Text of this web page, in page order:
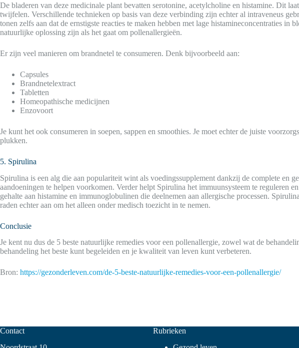
De bladeren van deze medicinale plant bevatten serotonine, acetylcholine en histamine. Dit
twijfelen. Verschillende technieken op basis van deze verbinding zijn echter al intraveneus
tonen zelfs aan dat de ernstigste reacties te maken hebben met lage histamineconcentraties in
natuurlijke oplossing zijn als het gaat om pollenallergieën.
Er zijn veel manieren om brandnetel te consumeren. Denk bijvoorbeeld aan:
Capsules
Brandnetelextract
Tabletten
Homeopathische medicijnen
Enzovoort
Je kunt het ook consumeren in soepen, sappen en smoothies. Je moet echter de juiste
plukken.
5. Spirulina
Spirulina is een alg die aan populariteit wint als voedingssupplement dankzij de complete en
aandoeningen te helpen voorkomen. Verder helpt Spirulina het immuunsysteem te
gehalte aan histamine en immunoglobulinen die deelnemen aan allergische processen.
raden echter aan om het alleen onder medisch toezicht in te nemen.
Conclusie
Je kent nu dus de 5 beste natuurlijke remedies voor een pollenallergie, zowel wat de
behandeling het beste kunt begeleiden en je kwaliteit van leven kunt verbeteren.
Bron: https://gezonderleven.com/de-5-beste-natuurlijke-remedies-voor-een-pollenallergie/
Contact
Rubrieken